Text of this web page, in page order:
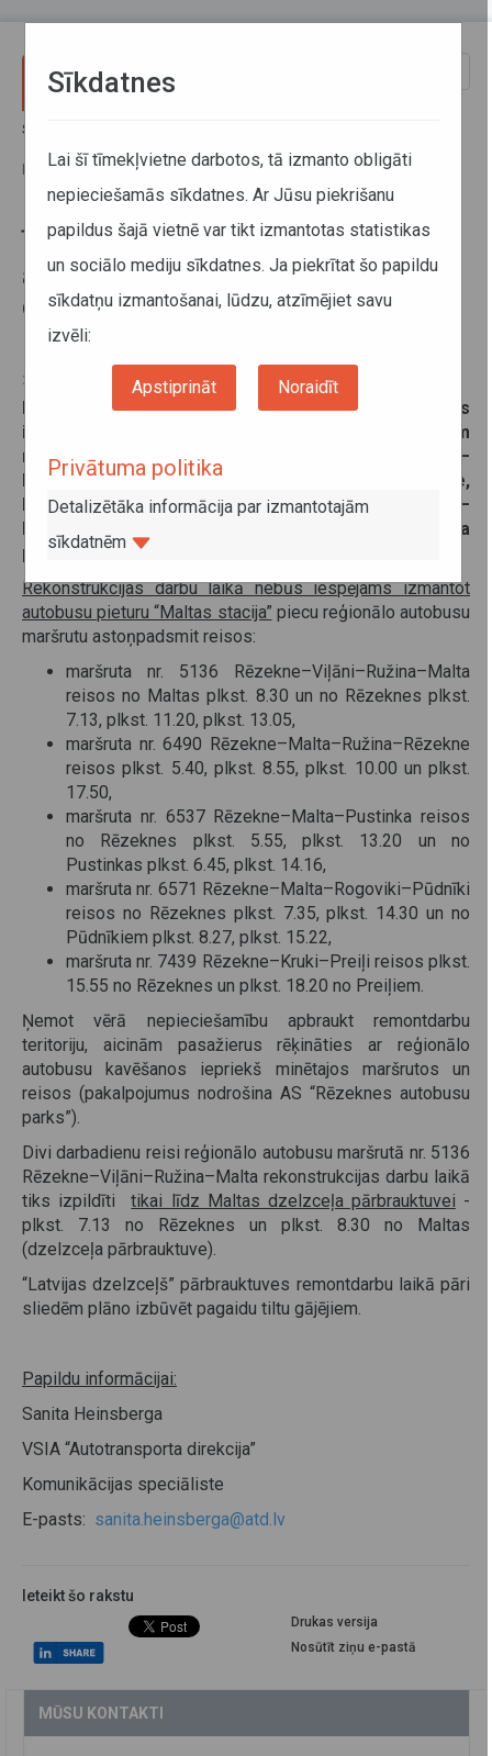
Sākums
pārbrauktuves slēgšanu Maltā
Īstermiņa izmaiņas reģionālo
autobusu reisos saistībā ar
dzelzceļa pārbrauktuves slēgšanu
Maltā
25. septembris 2025
No šī gada 29. septembra līdz 3. oktobrim Latgales
iedzīvotāji aicināti rēķināties ar īstermiņa izmaiņām
reģionālo autobusu maršrutos Rēzekne–Viļāni–
Ružina–Malta, Rēzekne–Malta–Ružina–Rēzekne,
Rēzekne–Malta–Pustinka, Rēzekne–Malta–Rogoviki–
Pūdnīki un Rēzekne–Kruki–Preiļi, jo tiks rekonstruēta
pie Maltas stacijas esošā dzelzceļa pārbrauktuve.
Rekonstrukcijas darbu laikā nebūs iespējams izmantot
autobusu pieturu “Maltas stacija” piecu reģionālo autobusu
maršrutu astoņpadsmit reisos:
maršruta nr. 5136 Rēzekne–Viļāni–Ružina–Malta
reisos no Maltas plkst. 8.30 un no Rēzeknes plkst.
7.13, plkst. 11.20, plkst. 13.05,
maršruta nr. 6490 Rēzekne–Malta–Ružina–Rēzekne
reisos plkst. 5.40, plkst. 8.55, plkst. 10.00 un plkst.
17.50,
maršruta nr. 6537 Rēzekne–Malta–Pustinka reisos
no Rēzeknes plkst. 5.55, plkst. 13.20 un no
Pustinkas plkst. 6.45, plkst. 14.16,
maršruta nr. 6571 Rēzekne–Malta–Rogoviki–Pūdnīki
reisos no Rēzeknes plkst. 7.35, plkst. 14.30 un no
Pūdnīkiem plkst. 8.27, plkst. 15.22,
maršruta nr. 7439 Rēzekne–Kruki–Preiļi reisos plkst.
15.55 no Rēzeknes un plkst. 18.20 no Preiļiem.
Ņemot vērā nepieciešamību apbraukt remontdarbu
teritoriju, aicinām pasažierus rēķināties ar reģionālo
autobusu kavēšanos iepriekš minētajos maršrutos un
reisos (pakalpojumus nodrošina AS “Rēzeknes autobusu
parks”).
Divi darbadienu reisi reģionālo autobusu maršrutā nr. 5136
Rēzekne–Viļāni–Ružina–Malta rekonstrukcijas darbu laikā
tiks izpildītitikai līdz Maltas dzelzceļa pārbrauktuvei -
plkst. 7.13 no Rēzeknes un plkst. 8.30 no Maltas
(dzelzceļa pārbrauktuve).
“Latvijas dzelzceļš” pārbrauktuves remontdarbu laikā pāri
sliedēm plāno izbūvēt pagaidu tiltu gājējiem.
Papildu informācijai:
Sanita Heinsberga
VSIA “Autotransporta direkcija”
Komunikācijas speciāliste
E-pasts: sanita.heinsberga@atd.lv
Ieteikt šo rakstu
Drukas versija
Nosūtīt ziņu e-pastā
MŪSU KONTAKTI
Sīkdatnes
Lai šī tīmekļvietne darbotos, tā izmanto obligāti
nepieciešamās sīkdatnes. Ar Jūsu piekrišanu
papildus šajā vietnē var tikt izmantotas statistikas
un sociālo mediju sīkdatnes. Ja piekrītat šo papildu
sīkdatņu izmantošanai, lūdzu, atzīmējiet savu
izvēli:
Apstiprināt Noraidīt
Privātuma politika
Detalizētāka informācija par izmantotajām
sīkdatnēm